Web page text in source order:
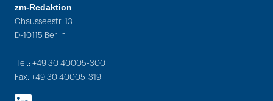
zm-Redaktion
Chausseestr. 13
D-10115 Berlin
Tel.: +49 30 40005-300
Fax: +49 30 40005-319